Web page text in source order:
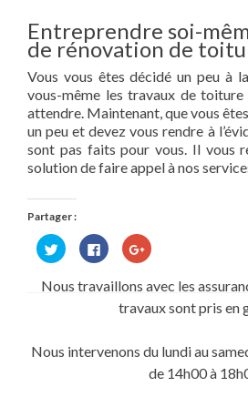
Entreprendre soi-
de rénovation de
Vous vous êtes décidé un peu à
vous-même les travaux de
attendre. Maintenant, que vous
un peu et devez vous rendre à
sont pas faits pour vous. Il vous
solution de faire appel à nos
Partager :
Cliquez
pour
partager
Twitter(ouvre
Cliquez
pour
partager
sur
Facebook(ouvre
dans
une
Cliquez
pour
Google+
dans
fenêtre)
Nous travaillons avec les
travaux sont pris en
Nous intervenons du lundi au
de 14h00 à